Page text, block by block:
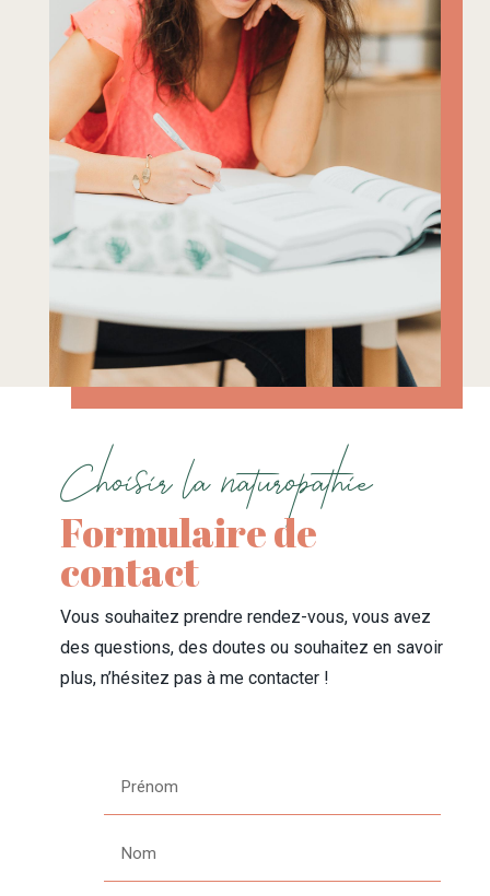
Choisir la naturopathie
Formulaire de
contact
Vous souhaitez prendre rendez-vous, vous avez
des questions, des doutes ou souhaitez en savoir
plus, n’hésitez pas à me contacter !